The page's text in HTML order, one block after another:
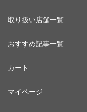
取り扱い店舗一覧
おすすめ記事一覧
カート
マイページ